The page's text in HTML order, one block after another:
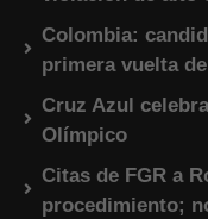
Colombia:
primera vuelta
Cruz Azul
Olímpico
Citas de FGR a
procedimiento;